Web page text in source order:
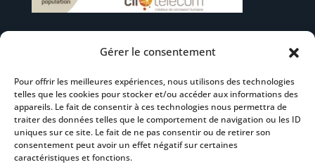
Gérer le consentement
Pour offrir les meilleures expériences, nous utilisons des technologies
telles que les cookies pour stocker et/ou accéder aux informations des
appareils. Le fait de consentir à ces technologies nous permettra de
traiter des données telles que le comportement de navigation ou les ID
uniques sur ce site. Le fait de ne pas consentir ou de retirer son
consentement peut avoir un effet négatif sur certaines
caractéristiques et fonctions.
Suivez-nous
S’abonner à la newsletter